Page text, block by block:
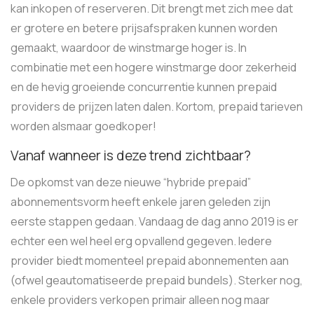
kan inkopen of reserveren. Dit brengt met zich mee dat
er grotere en betere prijsafspraken kunnen worden
gemaakt, waardoor de winstmarge hoger is. In
combinatie met een hogere winstmarge door zekerheid
en de hevig groeiende concurrentie kunnen prepaid
providers de prijzen laten dalen. Kortom, prepaid tarieven
worden alsmaar goedkoper!
Vanaf wanneer is deze trend zichtbaar?
De opkomst van deze nieuwe “hybride prepaid”
abonnementsvorm heeft enkele jaren geleden zijn
eerste stappen gedaan. Vandaag de dag anno 2019 is er
echter een wel heel erg opvallend gegeven. Iedere
provider biedt momenteel prepaid abonnementen aan
(ofwel geautomatiseerde prepaid bundels). Sterker nog,
enkele providers verkopen primair alleen nog maar